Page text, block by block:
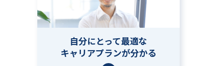
自分にとって最適な
キャリアプランが分かる